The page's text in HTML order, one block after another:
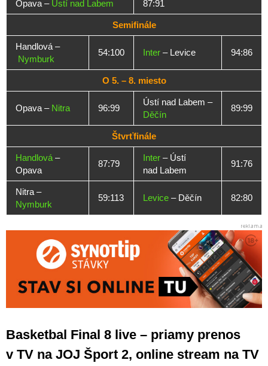
Opava – Ústí nad Labem 87:91
Semifinále
Handlová –
Nymburk
54:100 Inter – Levice 94:86
O 5. – 8. miesto
Opava – Nitra 96:99
Ústí nad Labem –
Děčín
89:99
Štvrťfinále
Handlová –
Opava
87:79
Inter – Ústí
nad Labem
91:76
Nitra –
Nymburk
59:113 Levice – Děčín 82:80
Basketbal Final 8 live – priamy prenos
v TV na JOJ Šport 2, online stream na TV